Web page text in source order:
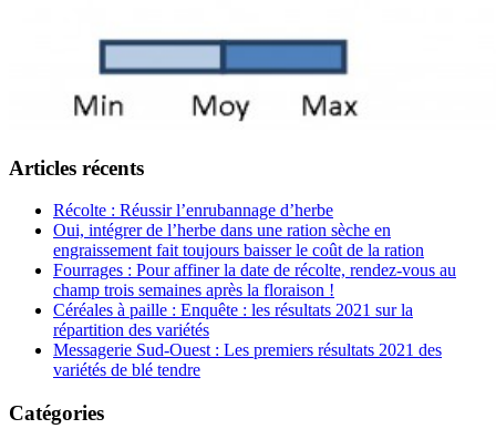
Articles récents
Récolte : Réussir l’enrubannage d’herbe
Oui, intégrer de l’herbe dans une ration sèche en
engraissement fait toujours baisser le coût de la ration
Fourrages : Pour affiner la date de récolte, rendez-vous au
champ trois semaines après la floraison !
Céréales à paille : Enquête : les résultats 2021 sur la
répartition des variétés
Messagerie Sud-Ouest : Les premiers résultats 2021 des
variétés de blé tendre
Catégories